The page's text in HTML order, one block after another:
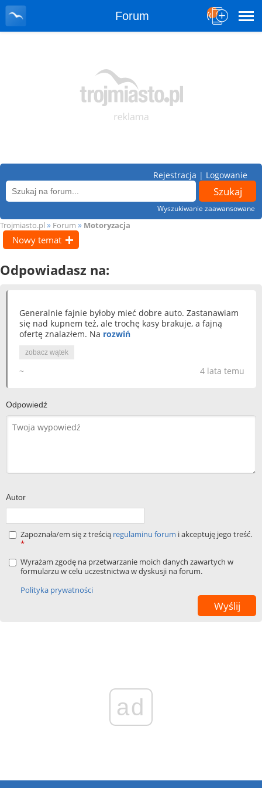
Forum
Wyszukiwanie zaawansowane
Rejestracja | Logowanie
Trojmiasto.pl » Forum » Motoryzacja
Nowy temat
Odpowiadasz na:
Generalnie fajnie byłoby mieć dobre auto. Zastanawiam
się nad kupnem też, ale trochę kasy brakuje, a fajną
ofertę znalazłem. Na rozwiń
zobacz wątek
4 lata temu
~
Odpowiedź
Autor
Zapoznała/em się z treścią regulaminu forum i akceptuję jego treść.
*
Wyrażam zgodę na przetwarzanie moich danych zawartych w
formularzu w celu uczestnictwa w dyskusji na forum.
Polityka prywatności
ad